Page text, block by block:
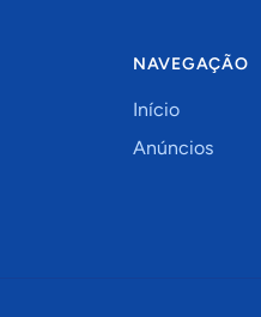
NAVEGAÇÃO
Início
Anúncios